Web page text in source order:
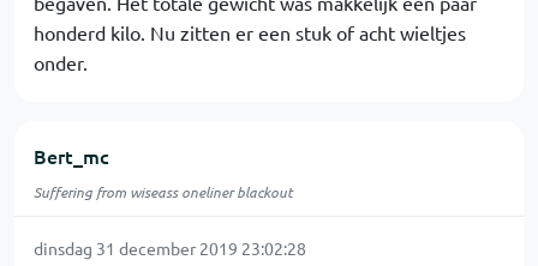
honderd kilo. Nu zitten er een stuk of acht wieltjes
onder.
Bert_mc
Suffering from wiseass oneliner blackout
dinsdag 31 december 2019 23:02:28